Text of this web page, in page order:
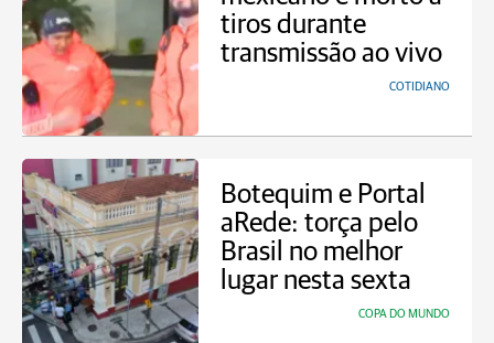
tiros durante
transmissão ao vivo
COTIDIANO
Botequim e Portal
aRede: torça pelo
Brasil no melhor
lugar nesta sexta
COPA DO MUNDO